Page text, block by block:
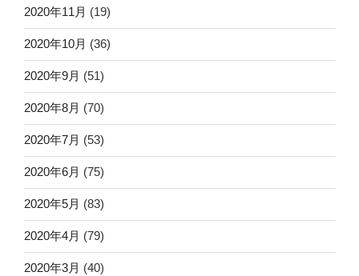
2020年11月 (19)
2020年10月 (36)
2020年9月 (51)
2020年8月 (70)
2020年7月 (53)
2020年6月 (75)
2020年5月 (83)
2020年4月 (79)
2020年3月 (40)